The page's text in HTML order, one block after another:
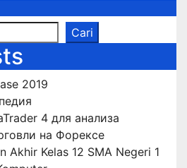
Cari
2019
4 для анализа
на Форексе
Akhir Kelas 12 SMA Negeri 1